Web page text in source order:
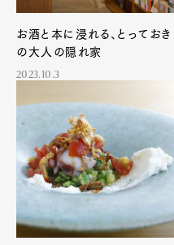
お酒と本に浸れる、とっておき
の大人の隠れ家
2023.10.3